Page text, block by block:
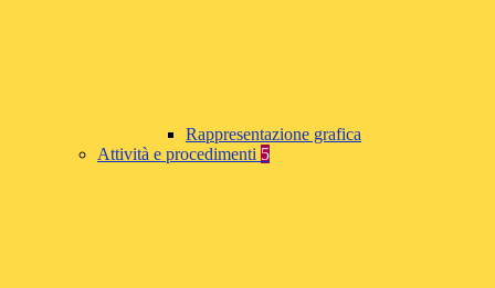
Rappresentazione grafica
Attività e procedimenti 5